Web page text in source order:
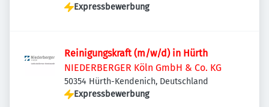
Expressbewerbung
Reinigungskraft (m/w/d) in Hürth
NIEDERBERGER Köln GmbH & Co. KG
50354 Hürth-Kendenich, Deutschland
Expressbewerbung